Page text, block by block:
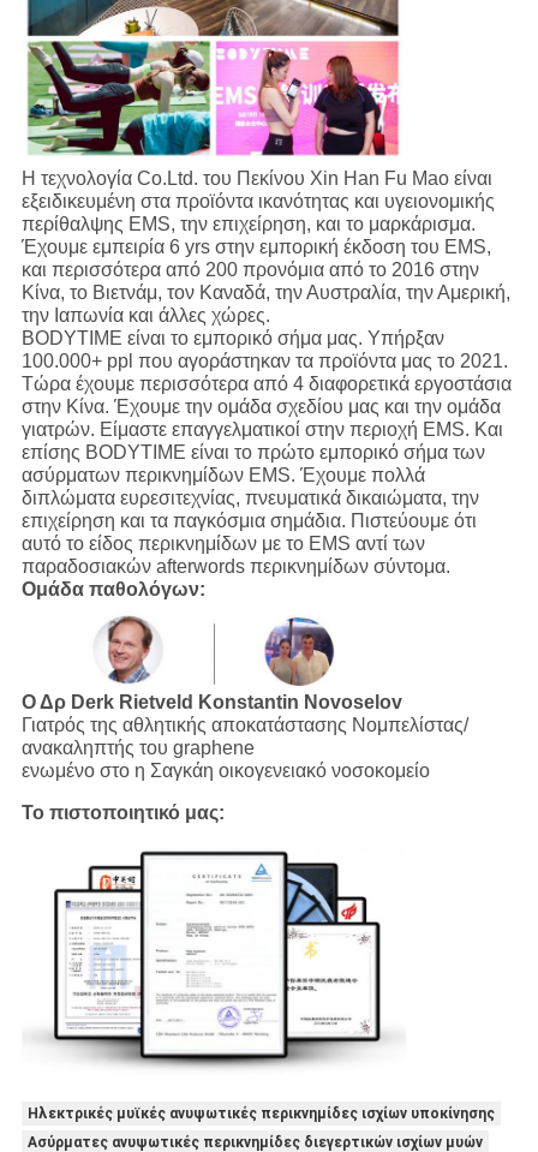
Η τεχνολογία Co.Ltd. του Πεκίνου Xin Han Fu Mao είναι
εξειδικευμένη στα προϊόντα ικανότητας και υγειονομικής
περίθαλψης EMS, την επιχείρηση, και το μαρκάρισμα.
Έχουμε εμπειρία 6 yrs στην εμπορική έκδοση του EMS,
και περισσότερα από 200 προνόμια από το 2016 στην
Κίνα, το Βιετνάμ, τον Καναδά, την Αυστραλία, την Αμερική,
την Ιαπωνία και άλλες χώρες.
BODYTIME είναι το εμπορικό σήμα μας. Υπήρξαν
100.000+ ppl που αγοράστηκαν τα προϊόντα μας το 2021.
Τώρα έχουμε περισσότερα από 4 διαφορετικά εργοστάσια
στην Κίνα. Έχουμε την ομάδα σχεδίου μας και την ομάδα
γιατρών. Είμαστε επαγγελματικοί στην περιοχή EMS. Και
επίσης BODYTIME είναι το πρώτο εμπορικό σήμα των
ασύρματων περικνημίδων EMS. Έχουμε πολλά
διπλώματα ευρεσιτεχνίας, πνευματικά δικαιώματα, την
επιχείρηση και τα παγκόσμια σημάδια. Πιστεύουμε ότι
αυτό το είδος περικνημίδων με το EMS αντί των
παραδοσιακών afterwords περικνημίδων σύντομα.
Ομάδα παθολόγων:
Ο Δρ Derk Rietveld Konstantin Novoselov
Γιατρός της αθλητικής αποκατάστασης Νομπελίστας/
ανακαληπτής του graphene
ενωμένο στο η Σαγκάη οικογενειακό νοσοκομείο
Το πιστοποιητικό μας:
Ηλεκτρικές μυϊκές ανυψωτικές περικνημίδες ισχίων υποκίνησης
Ασύρματες ανυψωτικές περικνημίδες διεγερτικών ισχίων μυών